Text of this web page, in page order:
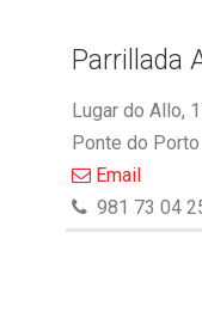
Parrillada
Lugar do Allo,
Ponte do Porto
Email
981 73 04